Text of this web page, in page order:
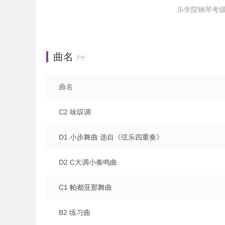
乐学院钢琴考
曲名 7个
曲名
C2 咏叹调
D1 小步舞曲 选自《弦乐四重奏》
D2 C大调小奏鸣曲
C1 帕都亚那舞曲
B2 练习曲